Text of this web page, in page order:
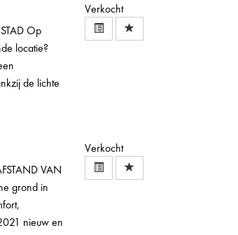
Op
locatie?
de lichte
Verkocht
VAN
grond in
nieuw en
Verkocht